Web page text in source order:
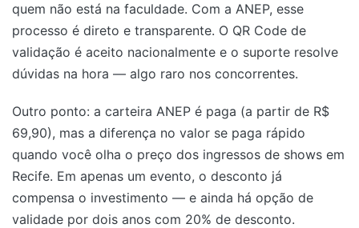
quem não está na faculdade. Com a ANEP, esse
processo é direto e transparente. O QR Code de
validação é aceito nacionalmente e o suporte resolve
dúvidas na hora — algo raro nos concorrentes.
Outro ponto: a carteira ANEP é paga (a partir de R$
69,90), mas a diferença no valor se paga rápido
quando você olha o preço dos ingressos de shows em
Recife. Em apenas um evento, o desconto já
compensa o investimento — e ainda há opção de
validade por dois anos com 20% de desconto.